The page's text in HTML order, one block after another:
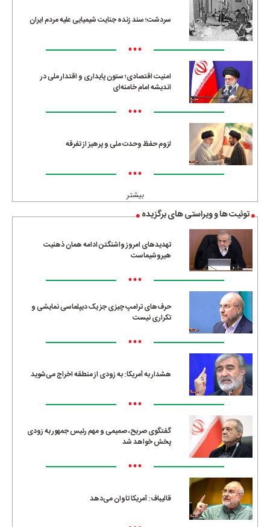
سردشت؛ سند زنده جنایت شیمیایی علیه مردم ایران
•••
امنیت اقتصادی؛ ستون پایداری و اقتدار ملی در
اندیشه امام خامنه‌ای
•••
لزوم حفظ وحدت ملی و پرهیز از تفرقه
•••
بیشتر
توئیت ها و ویراستی های برگزیده
تهدیدهای امروز واشنگتن ادامه همان ذهنیت
هیروشیماست
•••
حرف‌های ترامپ چیزی جز یک دیپلماسی نمایشی و
تکراری نیست
•••
هشدار به آمریکا: به زودی از منطقه اخراج می‌شوید
•••
گفتگوی صریح، صمیمی و مهم رئیس جمهور به زودی
پخش خواهد شد
•••
قالیباف: آمریکا تاوان می‌دهد